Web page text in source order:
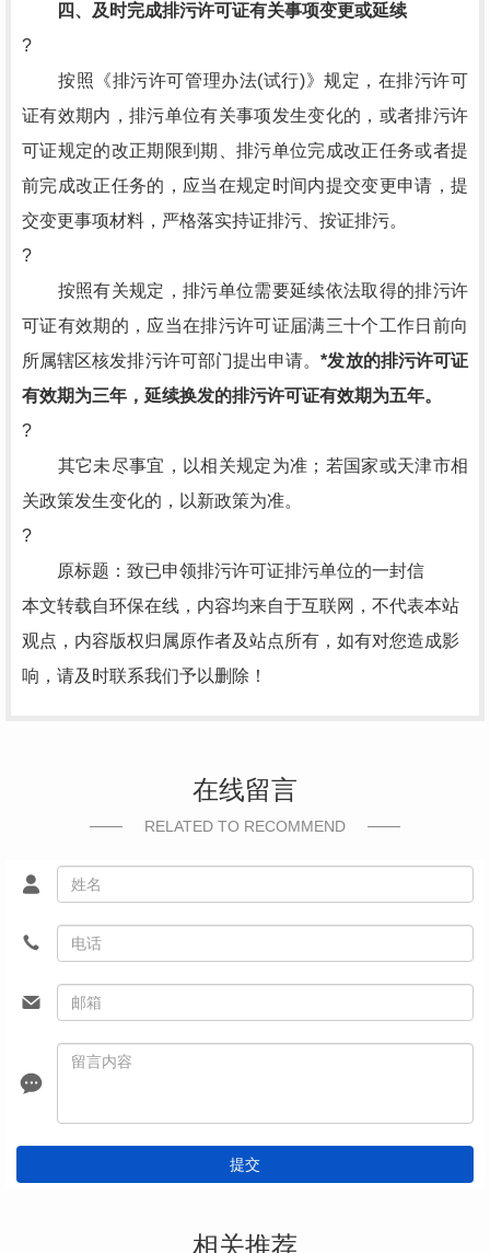
四、及时完成排污许可证有关事项变更或延续
?
按照《排污许可管理办法(试行)》规定，在排污许可
证有效期内，排污单位有关事项发生变化的，或者排污许
可证规定的改正期限到期、排污单位完成改正任务或者提
前完成改正任务的，应当在规定时间内提交变更申请，提
交变更事项材料，严格落实持证排污、按证排污。
?
按照有关规定，排污单位需要延续依法取得的排污许
可证有效期的，应当在排污许可证届满三十个工作日前向
所属辖区核发排污许可部门提出申请。*发放的排污许可证
有效期为三年，延续换发的排污许可证有效期为五年。
?
其它未尽事宜，以相关规定为准；若国家或天津市相
关政策发生变化的，以新政策为准。
?
原标题：致已申领排污许可证排污单位的一封信
本文转载自环保在线，内容均来自于互联网，不代表本站
观点，内容版权归属原作者及站点所有，如有对您造成影
响，请及时联系我们予以删除！
在线留言
RELATED TO RECOMMEND
提交
相关推荐